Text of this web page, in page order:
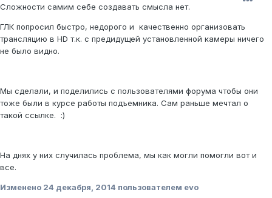
Сложности самим себе создавать смысла нет.
ГЛК попросил быстро, недорого и качественно организовать
трансляцию в HD т.к. с предидущей установленной камеры ничего
не было видно.
Мы сделали, и поделились с пользователями форума чтобы они
тоже были в курсе работы подъемника. Сам раньше мечтал о
такой ссылке. :)
На днях у них случилась проблема, мы как могли помогли вот и
все.
Изменено 24 декабря, 2014 пользователем evo